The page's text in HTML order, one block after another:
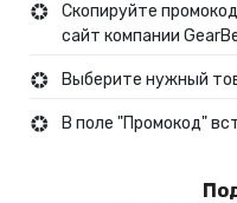
Скопируйте
сайт компании
Выберите нужный
В поле "Промокод"